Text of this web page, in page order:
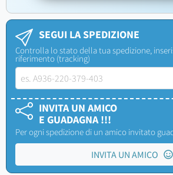
SEGUI LA SPEDIZIONE
Controlla lo stato della tua spedizione,
riferimento (tracking)
INVITA UN AMICO
E GUADAGNA !!!
Per ogni spedizione di un amico invitato
INVITA UN AMICO